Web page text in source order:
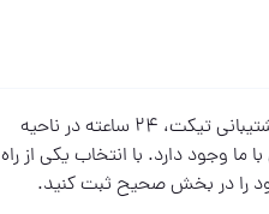
ارتباط با نساجی آبان به لطف شیوه های مختلف، از آنچه فکر می کنید آسان تر است. جدا از اینکه با پشتیبانی تیکت، 24 ساعته در ناحیه
ما وجود دارد. با انتخاب یکی از راه
را در بخش صحیح ثبت کنید.